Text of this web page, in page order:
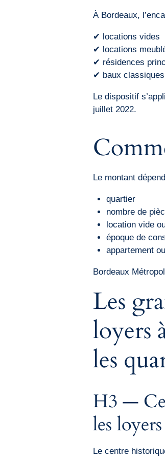
À Bordeaux,
✔ locations vides
✔ locations
✔ résidences
✔ baux
Le dispositif
juillet 2022.
Le montant
quartier
nombre de
location vide
époque de
appartement
Bordeaux
Les
loyers
les
H3 —
les
Le centre